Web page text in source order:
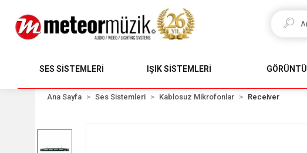
SES SİSTEMLERİ IŞIK SİSTEMLERİ GÖRÜNTÜ
Ana Sayfa Ses Sistemleri Kablosuz Mikrofonlar Receiver